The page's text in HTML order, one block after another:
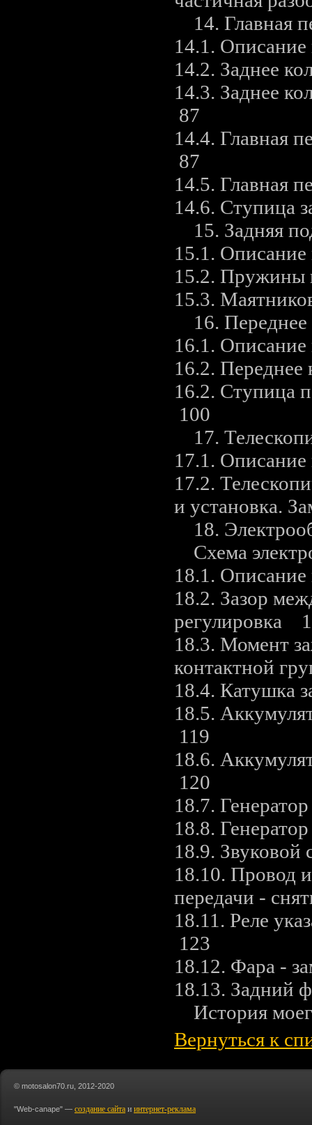
14. Главная
14.1.
14.2. Заднее
14.3. Заднее
87
14.4. Главная
87
14.5. Главная
14.6. Ступица
15. Задняя
15.1.
15.2. Пружины
15.3.
16. Переднее
16.1.
16.2. Переднее
16.2. Ступица
100
17.
17.1.
17.2.
и установка.
18.
Схема
18.1.
18.2. Зазор
регулировка
18.3. Момент
контактной
18.4. Катушка
18.5.
119
18.6.
120
18.7.
18.8.
18.9.
18.10. Провод
передачи -
18.11. Реле
123
18.12. Фара -
18.13. Задний
История
Вернуться к
© motosalon70.ru, 2012-2020
"Web-canape" — создание сайта и интернет-реклама